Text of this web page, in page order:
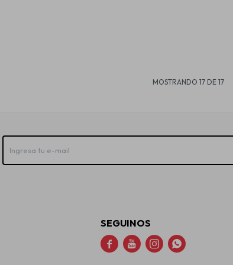
MOSTRANDO 17DE 17
SEGUINOS
   